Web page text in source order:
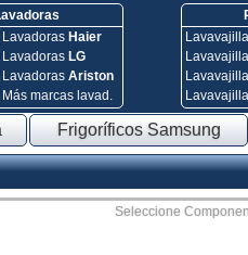
Lavadoras Haier
Lavadoras LG
Lavadoras Ariston
Más marcas lavad.
Frigoríficos Samsung
Seleccione